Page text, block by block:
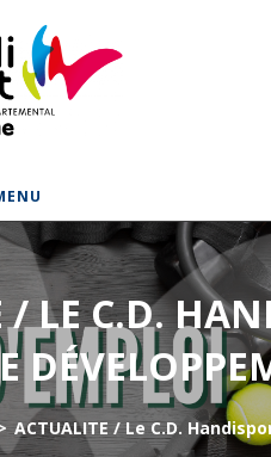
LE C.D.
ACTUALITE / Le C.D.